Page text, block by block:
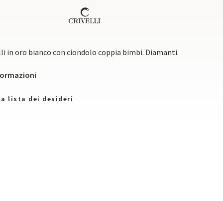
in oro bianco con ciondolo coppia bimbi. Diamanti.
lista dei desideri